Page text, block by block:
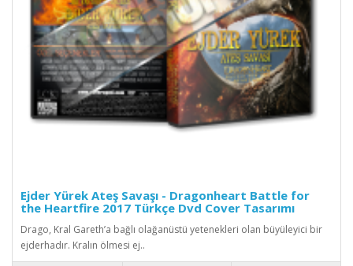
Ejder Yürek Ateş Savaşı - Dragonheart Battle for
the Heartfire 2017 Türkçe Dvd Cover Tasarımı
Drago, Kral Gareth’a bağlı olağanüstü yetenekleri olan büyüleyici bir
ejderhadır. Kralın ölmesi ej..